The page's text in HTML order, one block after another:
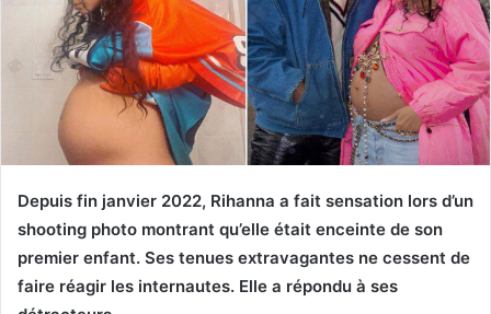
Depuis fin janvier 2022, Rihanna a fait sensation lors d’un
shooting photo montrant qu’elle était enceinte de son
premier enfant. Ses tenues extravagantes ne cessent de
faire réagir les internautes. Elle a répondu à ses